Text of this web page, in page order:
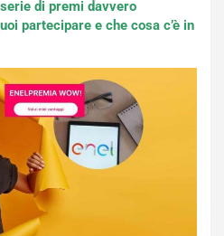
di premi davvero
partecipare e che cosa c’è in